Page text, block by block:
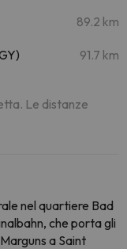
89.2 km
91.7 km
Le distanze
nel quartiere Bad
che porta gli
a Saint